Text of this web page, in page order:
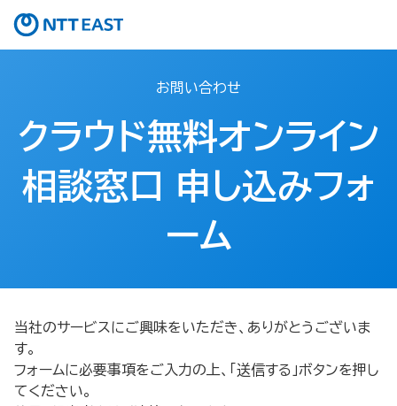
お問い合わせ
クラウド無料オンライン
相談窓口 申し込みフォ
ーム​
当社のサービスにご興味をいただき、ありがとうございま
す。
フォームに必要事項をご入力の上、「送信する」ボタンを押し
てください。